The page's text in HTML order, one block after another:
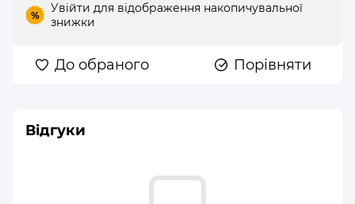
% Увійти для відображення накопичувальної
знижки
До обраного Порівняти
Відгуки